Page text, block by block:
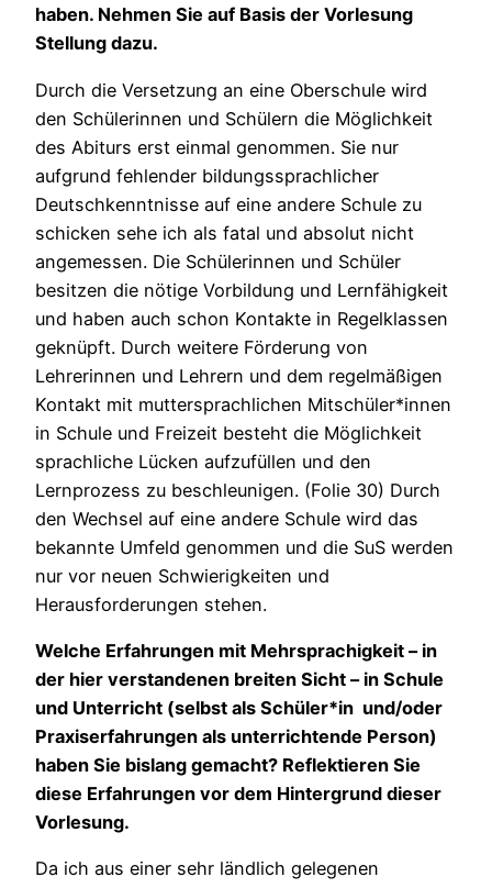
haben. Nehmen Sie auf Basis der Vorlesung
Stellung dazu.
Durch die Versetzung an eine Oberschule wird
den Schülerinnen und Schülern die Möglichkeit
des Abiturs erst einmal genommen. Sie nur
aufgrund fehlender bildungssprachlicher
Deutschkenntnisse auf eine andere Schule zu
schicken sehe ich als fatal und absolut nicht
angemessen. Die Schülerinnen und Schüler
besitzen die nötige Vorbildung und Lernfähigkeit
und haben auch schon Kontakte in Regelklassen
geknüpft. Durch weitere Förderung von
Lehrerinnen und Lehrern und dem regelmäßigen
Kontakt mit muttersprachlichen Mitschüler*innen
in Schule und Freizeit besteht die Möglichkeit
sprachliche Lücken aufzufüllen und den
Lernprozess zu beschleunigen. (Folie 30) Durch
den Wechsel auf eine andere Schule wird das
bekannte Umfeld genommen und die SuS werden
nur vor neuen Schwierigkeiten und
Herausforderungen stehen.
Welche Erfahrungen mit Mehrsprachigkeit – in
der hier verstandenen breiten Sicht – in Schule
und Unterricht (selbst als Schüler*in und/oder
Praxiserfahrungen als unterrichtende Person)
haben Sie bislang gemacht? Reflektieren Sie
diese Erfahrungen vor dem Hintergrund dieser
Vorlesung.
Da ich aus einer sehr ländlich gelegenen